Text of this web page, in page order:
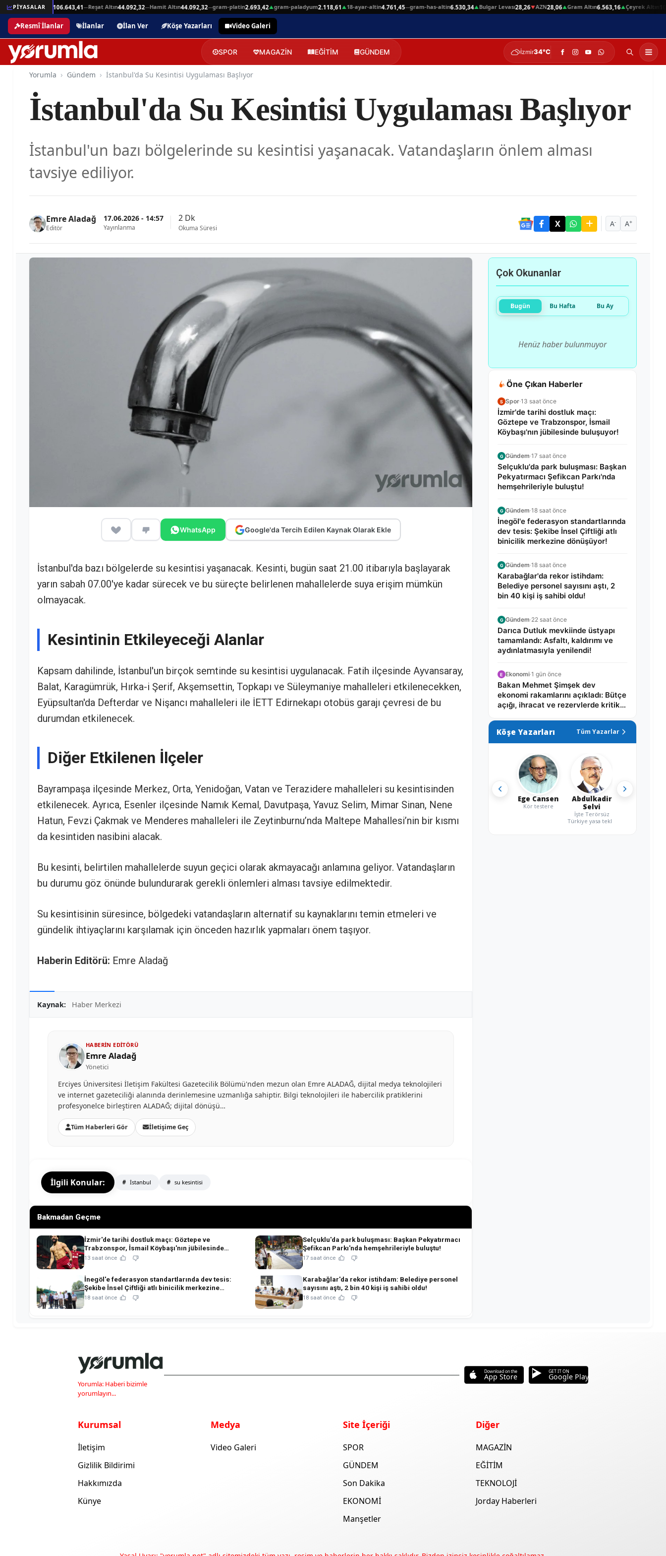
PİYASALAR
Gremse Altın106.643,41—Reşat Altın44.092,32—Hamit Altın44.092,32—gram-platin2.693,42▲gram-paladyum2.118,61▲18-ayar-altin4.761,45—gram-has-altin6.530,34▲Bulgar Levası28,26▼AZN28,06▲Gram Altın6.563,16▲Çeyrek Altın
Resmî İlanlar İlanlar İlan Ver Köşe Yazarları Video Galeri
SPOR MAGAZİN EĞİTİM GÜNDEM İzmir34°C
Yorumla Gündem İstanbul'da Su Kesintisi Uygulaması Başlıyor
İstanbul'da Su Kesintisi Uygulaması Başlıyor
İstanbul'un bazı bölgelerinde su kesintisi yaşanacak. Vatandaşların önlem alması
tavsiye ediliyor.
Emre Aladağ
Editör
17.06.2026 - 14:57
Yayınlanma
2 Dk
Okuma Süresi A- A+
WhatsApp Google'da Tercih Edilen Kaynak Olarak Ekle
İstanbul'da bazı bölgelerde su kesintisi yaşanacak. Kesinti, bugün saat 21.00 itibarıyla başlayarak
yarın sabah 07.00'ye kadar sürecek ve bu süreçte belirlenen mahallelerde suya erişim mümkün
olmayacak.
Kesintinin Etkileyeceği Alanlar
Kapsam dahilinde, İstanbul'un birçok semtinde su kesintisi uygulanacak. Fatih ilçesinde Ayvansaray,
Balat, Karagümrük, Hırka-i Şerif, Akşemsettin, Topkapı ve Süleymaniye mahalleleri etkilenecekken,
Eyüpsultan'da Defterdar ve Nişancı mahalleleri ile İETT Edirnekapı otobüs garajı çevresi de bu
durumdan etkilenecek.
Diğer Etkilenen İlçeler
Bayrampaşa ilçesinde Merkez, Orta, Yenidoğan, Vatan ve Terazidere mahalleleri su kesintisinden
etkilenecek. Ayrıca, Esenler ilçesinde Namık Kemal, Davutpaşa, Yavuz Selim, Mimar Sinan, Nene
Hatun, Fevzi Çakmak ve Menderes mahalleleri ile Zeytinburnu’nda Maltepe Mahallesi’nin bir kısmı
da kesintiden nasibini alacak.
Bu kesinti, belirtilen mahallelerde suyun geçici olarak akmayacağı anlamına geliyor. Vatandaşların
bu durumu göz önünde bulundurarak gerekli önlemleri alması tavsiye edilmektedir.
Su kesintisinin süresince, bölgedeki vatandaşların alternatif su kaynaklarını temin etmeleri ve
gündelik ihtiyaçlarını karşılamak için önceden hazırlık yapmaları önem taşıyor.
Haberin Editörü: Emre Aladağ
Kaynak: Haber Merkezi
HABERIN EDITÖRÜ
Emre Aladağ
Yönetici
Erciyes Üniversitesi İletişim Fakültesi Gazetecilik Bölümü'nden mezun olan Emre ALADAĞ, dijital medya teknolojileri
ve internet gazeteciliği alanında derinlemesine uzmanlığa sahiptir. Bilgi teknolojileri ile habercilik pratiklerini
profesyonelce birleştiren ALADAĞ; dijital dönüşü…
Tüm Haberleri Gör İletişime Geç
İlgili Konular: İstanbul su kesintisi
Bakmadan Geçme
İzmir'de tarihi dostluk maçı: Göztepe ve
Trabzonspor, İsmail Köybaşı'nın jübilesinde
buluşuyor!
13 saat önce
Selçuklu'da park buluşması: Başkan Pekyatırmacı
Şefikcan Parkı'nda hemşehrileriyle buluştu!
17 saat önce
İnegöl'e federasyon standartlarında dev tesis:
Şekibe İnsel Çiftliği atlı binicilik merkezine
dönüşüyor!
18 saat önce
Karabağlar'da rekor istihdam: Belediye personel
sayısını aştı, 2 bin 40 kişi iş sahibi oldu!
18 saat önce
Çok Okunanlar
Bugün Bu Hafta Bu Ay
Henüz haber bulunmuyor
Öne Çıkan Haberler
S Spor·13 saat önce
İzmir'de tarihi dostluk maçı:
Göztepe ve Trabzonspor, İsmail
Köybaşı'nın jübilesinde buluşuyor!
G Gündem·17 saat önce
Selçuklu'da park buluşması: Başkan
Pekyatırmacı Şefikcan Parkı'nda
hemşehrileriyle buluştu!
G Gündem·18 saat önce
İnegöl'e federasyon standartlarında
dev tesis: Şekibe İnsel Çiftliği atlı
binicilik merkezine dönüşüyor!
G Gündem·18 saat önce
Karabağlar'da rekor istihdam:
Belediye personel sayısını aştı, 2
bin 40 kişi iş sahibi oldu!
G Gündem·22 saat önce
Darıca Dutluk mevkiinde üstyapı
tamamlandı: Asfaltı, kaldırımı ve
aydınlatmasıyla yenilendi!
E Ekonomi·1 gün önce
Bakan Mehmet Şimşek dev
ekonomi rakamlarını açıkladı: Bütçe
açığı, ihracat ve rezervlerde kritik
Köşe Yazarları Tüm Yazarlar
Ege Cansen
Kör testere
Abdulkadir
Selvi
İşte Terörsüz
Türkiye yasa teklifi
Yorumla: Haberi bizimle
yorumlayın...
Download on the
App Store
GET IT ON
Google Play
Kurumsal
İletişim
Gizlilik Bildirimi
Hakkımızda
Künye
Medya
Video Galeri
Site İçeriği
SPOR
GÜNDEM
Son Dakika
EKONOMİ
Manşetler
Diğer
MAGAZİN
EĞİTİM
TEKNOLOJİ
Jorday Haberleri